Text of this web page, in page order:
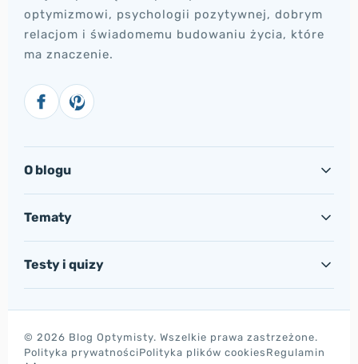
optymizmowi, psychologii pozytywnej, dobrym
relacjom i świadomemu budowaniu życia, które
ma znaczenie.
O blogu
Tematy
Testy i quizy
© 2026 Blog Optymisty. Wszelkie prawa zastrzeżone.
Polityka prywatnościPolityka plików cookies Regulamin